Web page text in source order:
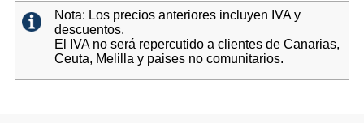
Nota: Los precios anteriores incluyen IVA y
descuentos.
El IVA no será repercutido a clientes de Canarias,
Ceuta, Melilla y paises no comunitarios.